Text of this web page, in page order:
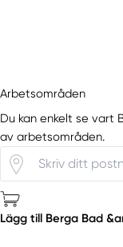
Arbetsområden
Du kan enkelt se vart
av arbetsområden.
Lägg till Berga Bad